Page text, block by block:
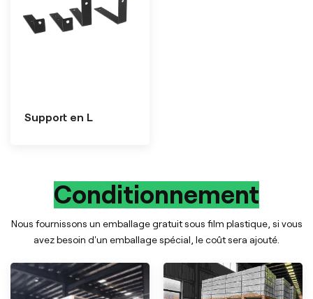
Support en L
Conditionnement
Nous fournissons un emballage gratuit sous film plastique, si vous
avez besoin d'un emballage spécial, le coût sera ajouté.